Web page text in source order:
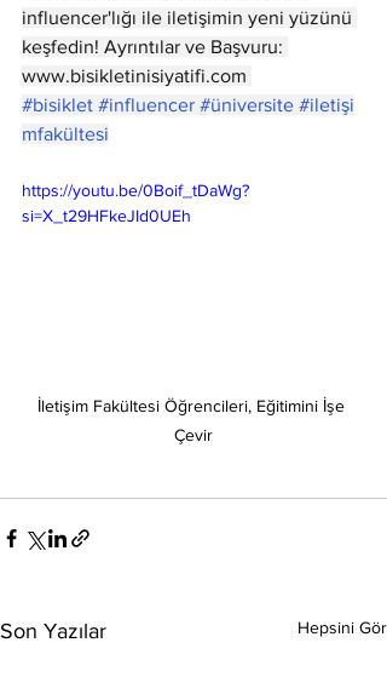
influencer'lığı ile iletişimin yeni yüzünü
keşfedin! Ayrıntılar ve Başvuru:
www.bisikletinisiyatifi.com
#bisiklet #influencer #üniversite #iletişi
mfakültesi
https://youtu.be/0Boif_tDaWg?
si=X_t29HFkeJId0UEh
İletişim Fakültesi Öğrencileri, Eğitimini İşe
Çevir
Son Yazılar Hepsini Gör